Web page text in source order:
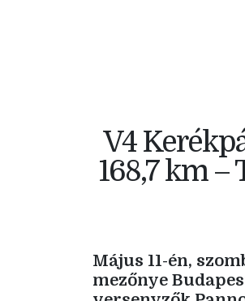
V4
168,7 km –
Május 11-én,
mezőnye